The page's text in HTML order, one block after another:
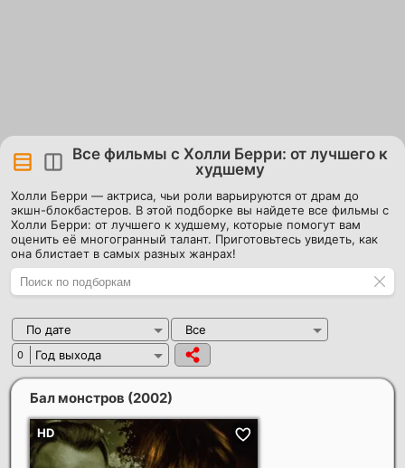
Все фильмы с Холли Берри: от лучшего к
худшему
Холли Берри — актриса, чьи роли варьируются от драм до
экшн-блокбастеров. В этой подборке вы найдете все фильмы с
Холли Берри: от лучшего к худшему, которые помогут вам
оценить её многогранный талант. Приготовьтесь увидеть, как
она блистает в самых разных жанрах!
По дате Все
0 Год выхода
Бал монстров (2002)